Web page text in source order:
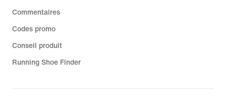
Commentaires
Codes promo
Conseil produit
Running Shoe Finder